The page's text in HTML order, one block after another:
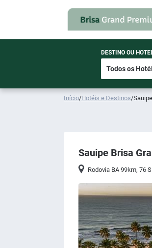
DESTINO OU
Início/Hotéis e Destinos/
Sauipe Brisa
Rodovia BA 99km, 76